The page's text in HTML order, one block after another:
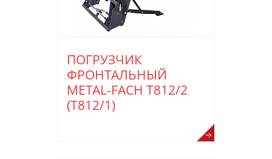
ПОГРУЗЧИК
ФРОНТАЛЬНЫЙ
METAL-FACH T812/2
(T812/1)